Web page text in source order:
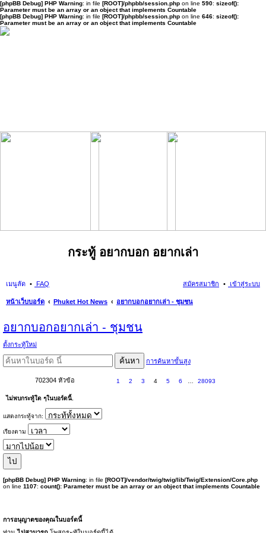
[phpBB Debug] PHP Warning: in file [ROOT]/phpbb/session.php on line 590: sizeof():
Parameter must be an array or an object that implements Countable
[phpBB Debug] PHP Warning: in file [ROOT]/phpbb/session.php on line 646: sizeof():
Parameter must be an array or an object that implements Countable
กระทู้ อยากบอก อยากเล่า
เมนูลัด FAQ เข้าสู่ระบบ
สมัครสมาชิก
หน้าเว็บบอร์ด Phuket Hot News
อยากบอกอยากเล่า - ชุมชน
อยากบอกอยากเล่า - ชุมชน
ตั้งกระทู้ใหม่
ค้นหา การค้นหาขั้นสูง
702304 หัวข้อ 1 2 3 4 5 6 28093
ไม่พบกระทู้ใด ๆในบอร์ดนี้.
แสดงกระทู้จาก:
เรียงตาม
[phpBB Debug] PHP Warning: in file [ROOT]/vendor/twig/twig/lib/Twig/Extension/Core.php
on line 1107: count(): Parameter must be an array or an object that implements Countable
การอนุญาตของคุณในบอร์ดนี้